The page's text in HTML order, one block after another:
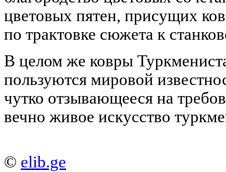
цветовых пятен, присущих
по трактовке сюжета к
В целом же ковры
пользуются мировой
чутко отзывающееся на
вечно живое искусство
© elib.ge